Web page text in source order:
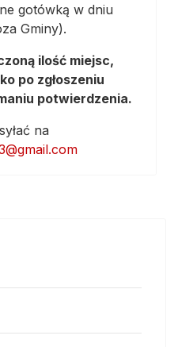
gotówką w dniu
Gminy).
ilość miejsc,
po zgłoszeniu
potwierdzenia.
na